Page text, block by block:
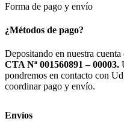
Forma de pago y envío
¿Métodos de pago?
Depositando en nuestra cuenta
CTA Nª 001560891 – 00003.
pondremos en contacto con
coordinar pago y envío.
Envíos